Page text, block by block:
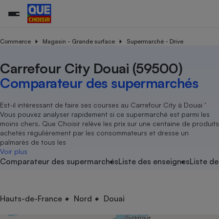
Commerce Magasin - Grande surface Supermarché - Drive
Carrefour City Douai (59500)
Comparateur des supermarchés
Est-il intéressant de faire ses courses au Carrefour City à Douai ’
Vous pouvez analyser rapidement si ce supermarché est parmi les
moins chers. Que Choisir relève les prix sur une centaine de produits
achetés régulièrement par les consommateurs et dresse un
palmarès de tous les
Voir plus
Comparateur des supermarchésListe des enseignesListe
Hauts-de-France Nord Douai
Additifs
Nutrition
Assurance auto
Magasin - Grande surface
Méthode de vente -
Organismes de défense
Système judiciairegratuit
Déchet
Achat - Vente - Travaux
Location
Sport
électrique
Démarche administrative
Senior
Service marchand
Train
Transport aérien
Toutes les actualités
Enquêtes
Guides d'achat
Conseils
Brèves
Tous les services
Soumettre un litige
Lettres types
Rencontrer une association locale
Tous nos combats
Nos actions
Nos grandes victoires
Les billets de la présidente
Nos associations locales
Nous rejoindre
En savoir plus sur Que Choisir Ensemble
L’association
Nos missions
Notre méthodologie
Notre financement
Nos partenaires
Nous rejoindre